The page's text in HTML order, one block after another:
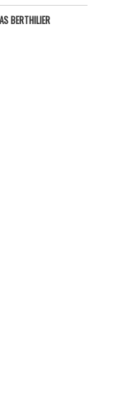
BERTHILIER